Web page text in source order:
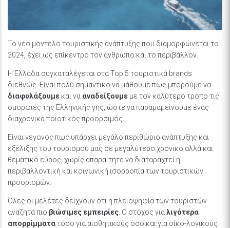
Το νέο μοντέλο τουριστικής ανάπτυξης που διαμορφώνεται το
2024, έχει ως επίκεντρο τον άνθρωπο και το περιβάλλον.
Η Ελλάδα συγκαταλέγεται στα Top 5 τουριστικά brands
διεθνώς. Eίναι πολύ σημαντικό να μάθουμε πως μπορούμε να
διαφυλάξουμε και να αναδείξουμε με τον καλύτερο τρόπο τις
ομορφιές της Ελληνικής γης, ώστε να παραμαμείνουμε ένας
διαχρονικά ποιοτικός προορσιμός.
Είναι γεγονός πως υπάρχει μεγάλο περιθώριο ανάπτυξης και
εξέλιξης του τουρισμού μας σε μεγαλύτερο χρονικό αλλά και
θεματικό εύρος, χωρίς απαραίτητα να διαταραχτεί η
περιβαλλοντική και κοινωνική ισορροπία των τουριστικών
προορισμών.
Όλες οι μελέτες δείχνουν ότι η πλειοψηφία των τουριστών
αναζητά πιο βιώσιμες εμπειρίες . Ο στόχος για λιγότερα
απορρίμματατόσο για αισθητικούς όσο και για οίκο-λογικούς